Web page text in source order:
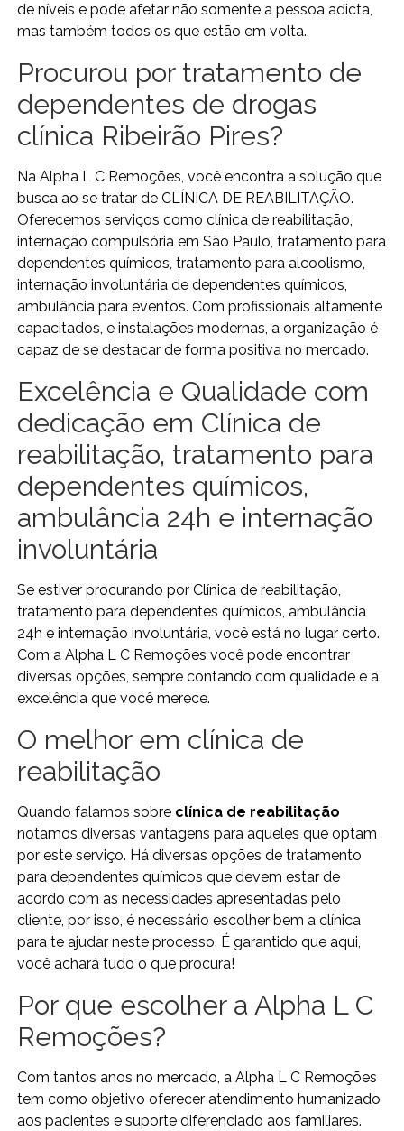
de níveis e pode afetar não somente a pessoa adicta,
mas também todos os que estão em volta.
Procurou por tratamento de
dependentes de drogas
clínica Ribeirão Pires?
Na Alpha L C Remoções, você encontra a solução que
busca ao se tratar de CLÍNICA DE REABILITAÇÃO.
Oferecemos serviços como clínica de reabilitação,
internação compulsória em São Paulo, tratamento para
dependentes químicos, tratamento para alcoolismo,
internação involuntária de dependentes químicos,
ambulância para eventos. Com profissionais altamente
capacitados, e instalações modernas, a organização é
capaz de se destacar de forma positiva no mercado.
Excelência e Qualidade com
dedicação em Clínica de
reabilitação, tratamento para
dependentes químicos,
ambulância 24h e internação
involuntária
Se estiver procurando por Clínica de reabilitação,
tratamento para dependentes químicos, ambulância
24h e internação involuntária, você está no lugar certo.
Com a Alpha L C Remoções você pode encontrar
diversas opções, sempre contando com qualidade e a
excelência que você merece.
O melhor em clínica de
reabilitação
Quando falamos sobre clínica de reabilitação
notamos diversas vantagens para aqueles que optam
por este serviço. Há diversas opções de tratamento
para dependentes químicos que devem estar de
acordo com as necessidades apresentadas pelo
cliente, por isso, é necessário escolher bem a clínica
para te ajudar neste processo. É garantido que aqui,
você achará tudo o que procura!
Por que escolher a Alpha L C
Remoções?
Com tantos anos no mercado, a Alpha L C Remoções
tem como objetivo oferecer atendimento humanizado
aos pacientes e suporte diferenciado aos familiares.